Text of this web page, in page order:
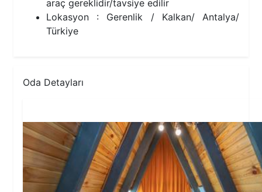
araç gereklidir/tavsiye edilir
Lokasyon : Gerenlik / Kalkan/ Antalya/
Türkiye
Oda Detayları